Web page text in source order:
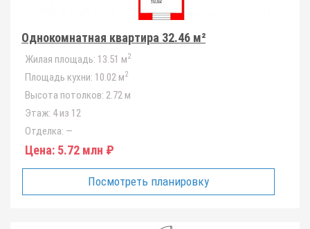
Однокомнатная квартира 32.46 м²
Жилая площадь: 13.51 м2
Площадь кухни: 10.02 м2
Высота потолков: 2.72 м
Этаж: 4 из 12
Отделка: —
Цена: 5.72 млн ₽
Посмотреть планировку